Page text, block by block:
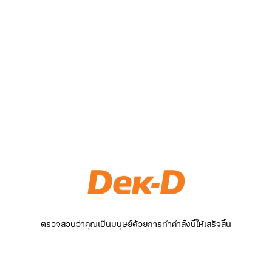
ตรวจสอบว่าคุณเป็นมนุษย์ด้วยการทำคำสั่งนี้ให้เสร็จสิ้น